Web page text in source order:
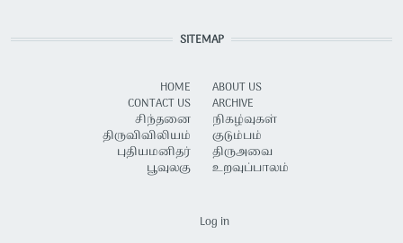
SITEMAP
HOME
CONTACT US
சிந்தனை
திருவிவிலியம்
புதியமனிதர்
பூவுலகு
ABOUT US
ARCHIVE
நிகழ்வுகள்
குடும்பம்
திருஅவை
உறவுப்பாலம்
Log in